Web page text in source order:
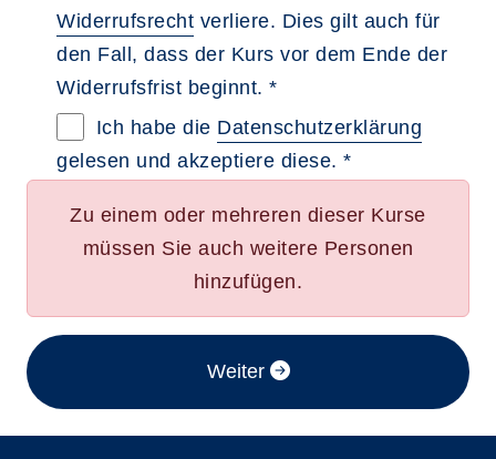
Widerrufsrecht verliere. Dies gilt auch für
den Fall, dass der Kurs vor dem Ende der
Widerrufsfrist beginnt. *
Datenschutzerklärung im neuen
Ich habe die Datenschutzerklärung
gelesen und akzeptiere diese. *
Zu einem oder mehreren dieser Kurse
müssen Sie auch weitere Personen
hinzufügen.
Weiter im Anmeldeverfahren